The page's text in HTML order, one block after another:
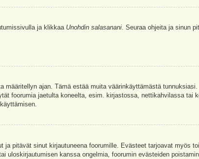
ja klikkaa Unohdin salasanani. Seuraa ohjeita ja sinun
määritellyn ajan. Tämä estää muita väärinkäyttämästä
foorumia jaetulta koneelta, esim. kirjastossa, nettikahvilassa tai
pitävät sinut kirjautuneena foorumille. Evästeet tarjoavat myös
kanssa ongelmia, foorumin evästeiden